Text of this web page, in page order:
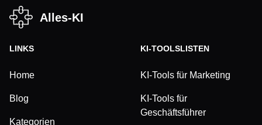
Alles-KI
LINKS
Home
Blog
Kategorien
KI-TOOLSLISTEN
KI-Tools für Marketing
KI-Tools für
Geschäftsführer